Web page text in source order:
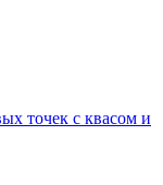
точек с квасом и